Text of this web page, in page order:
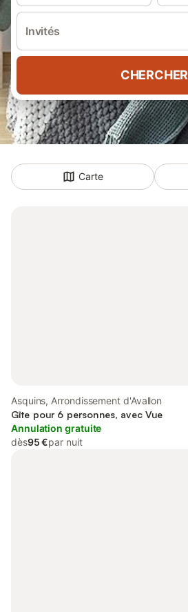
Invités
CHERCHER
Carte
Asquins, Arrondissement d'Avallon
Gîte pour 6 personnes, avec Vue
Annulation gratuite
dès95 €par nuit